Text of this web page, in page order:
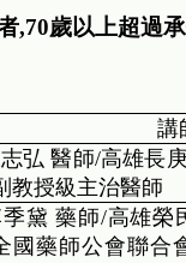
,70歲以上超過
講
弘 醫師/高雄長
教授級主治醫師
黛 藥師/高雄榮
國藥師公會聯合